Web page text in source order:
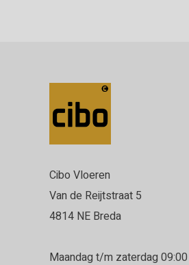
Cibo Vloeren
Van de Reijtstraat 5
4814 NE Breda
Maandag t/m zaterdag